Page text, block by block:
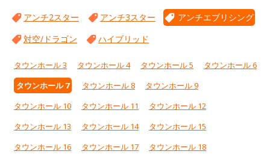
アンチ2スター アンチ3スター
アンチエブリシング
対空/ドラゴン
ハイブリッド
タウンホール 3 タウンホール 4 タウンホール 5
タウンホール 6
タウンホール 7
タウンホール 8
タウンホール 9
タウンホール 10
タウンホール 11
タウンホール 12
タウンホール 13
タウンホール 14
タウンホール 15
タウンホール 16
タウンホール 17 タウンホール 18